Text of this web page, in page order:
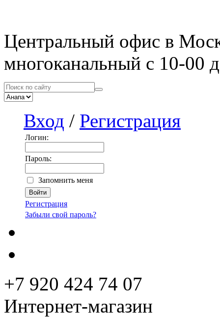
Центральный офис в
многоканальный с 10-00
Вход / Регистрация
Логин:
Пароль:
Запомнить меня
Регистрация
Забыли свой пароль?
+7 920 424 74 07
Интернет-магазин